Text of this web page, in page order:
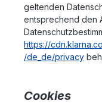
geltenden
entsprechend den
https://
/de_de/privacy
Cookies